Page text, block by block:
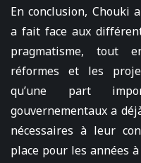
En conclusion, Chouki
a fait face aux
pragmatisme, tout
réformes et les
qu’une part
gouvernementaux a
nécessaires à leur
place pour les années